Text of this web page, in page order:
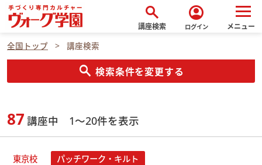
search
講座検索
account_circle
ログイン メニュー
全国トップ 講座検索
search 検索条件を変更する
87 講座中 1～20件を表示
東京校 パッチワーク・キルト